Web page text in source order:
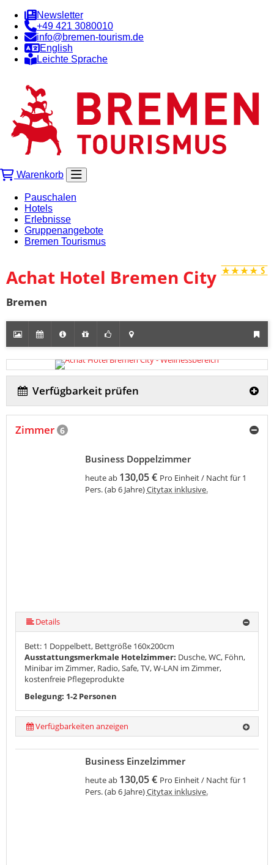
Newsletter
+49 421 3080010
info@bremen-tourism.de
English
Leichte Sprache
Warenkorb
Pauschalen
Hotels
Erlebnisse
Gruppenangebote
Bremen Tourismus
Achat Hotel Bremen City
Bremen
Verfügbarkeit prüfen
Zimmer 6
Business Doppelzimmer
heute ab 130,05 € Pro Einheit / Nacht für 1
Pers. (ab 6 Jahre)Citytax inklusive.
Details
Bett: 1 Doppelbett, Bettgröße 160x200cm
Ausstattungsmerkmale Hotelzimmer: Dusche, WC, Föhn,
Minibar im Zimmer, Radio, Safe, TV, W-LAN im Zimmer,
kostenfreie Pflegeprodukte
Belegung: 1-2 Personen
Verfügbarkeiten anzeigen
Business Einzelzimmer
heute ab 130,05 € Pro Einheit / Nacht für 1
Pers. (ab 6 Jahre)Citytax inklusive.